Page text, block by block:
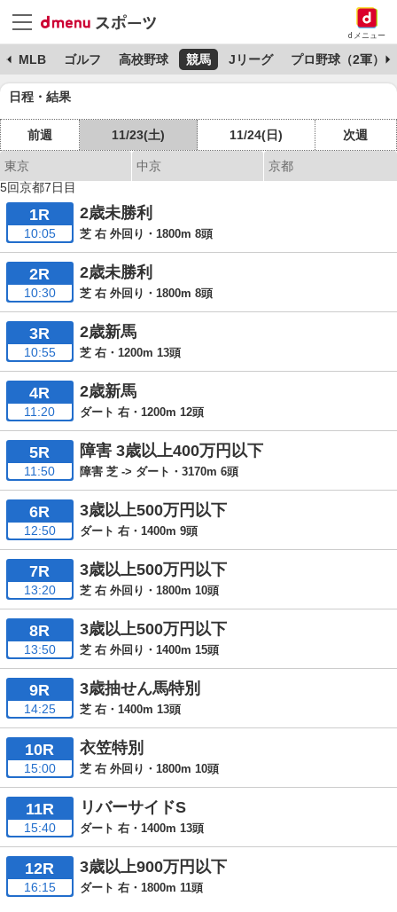
dメニュー
MLB ゴルフ 高校野球 競馬 Jリーグ プロ野球（2軍）
日程・結果
前週 11/23(土) 11/24(日) 次週
東京 中京
京都
5回京都7日目
1R
10:05
2歳未勝利
芝 右 外回り・1800m 8頭
2R
10:30
2歳未勝利
芝 右 外回り・1800m 8頭
3R
10:55
2歳新馬
芝 右・1200m 13頭
4R
11:20
2歳新馬
ダート 右・1200m 12頭
5R
11:50
障害 3歳以上400万円以下
障害 芝 -> ダート・3170m 6頭
6R
12:50
3歳以上500万円以下
ダート 右・1400m 9頭
7R
13:20
3歳以上500万円以下
芝 右 外回り・1800m 10頭
8R
13:50
3歳以上500万円以下
芝 右 外回り・1400m 15頭
9R
14:25
3歳抽せん馬特別
芝 右・1400m 13頭
10R
15:00
衣笠特別
芝 右 外回り・1800m 10頭
11R
15:40
リバーサイドS
ダート 右・1400m 13頭
12R
16:15
3歳以上900万円以下
ダート 右・1800m 11頭